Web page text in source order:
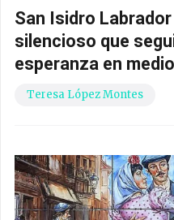
San Isidro
silencioso que
esperanza en
Teresa López Montes